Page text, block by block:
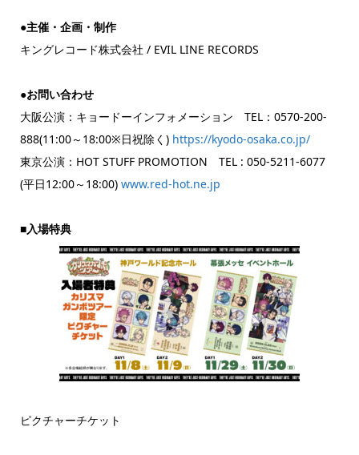
●主催・企画・制作
キングレコード株式会社 / EVIL LINE RECORDS
●お問い合わせ
大阪公演：キョードーインフォメーション TEL：0570-200-
888(11:00～18:00※日祝除く) https://kyodo-osaka.co.jp/
東京公演：HOT STUFF PROMOTION TEL : 050-5211-6077
(平日12:00～18:00) www.red-hot.ne.jp
■入場特典
ピクチャーチケット